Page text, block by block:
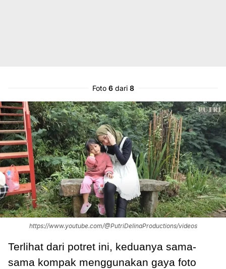
Foto 6dari 8
https://www.youtube.com/@PutriDelinaProductions/videos
Terlihat dari potret ini, keduanya sama-
sama kompak menggunakan gaya foto